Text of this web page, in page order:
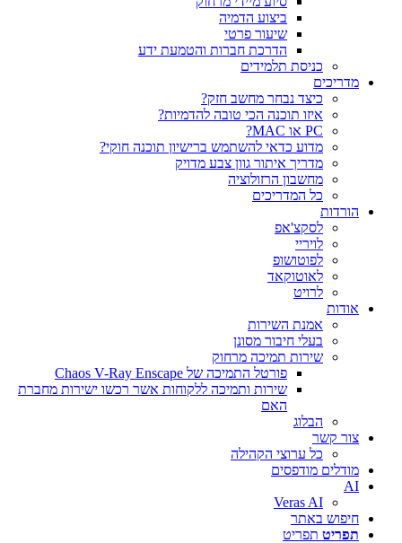
ביצוע הדמיה
שיעור פרטי
הדרכת חברות והטמעת ידע
כניסת תלמידים
מדריכים
כיצד נבחר מחשב חזק?
איזו תוכנה הכי טובה להדמיות?‎‎
PC או MAC?
מדוע כדאי להשתמש ברישיון תוכנה חוקי?
מדריך איתור גוון צבע מדויק
מחשבון הרזולוציה
כל המדריכים
הורדות
לסקצ'אפ
לויריי
לפוטושופ
לאוטוקאד
לרויט
אודות
אמנת השירות
בעלי חיבור מסונן
שירות תמיכה מרחוק
פורטל התמיכה של Chaos V-Ray Enscape
שירות ותמיכה ללקוחות אשר רכשו ישירות מחברת
האם
הבלוג
צור קשר
כל ערוצי הקהילה
מודלים מודפסים
AI
Veras AI
חיפוש באתר
תפריט תפריט